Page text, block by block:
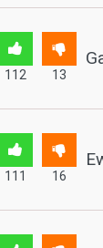
112 13
111 16